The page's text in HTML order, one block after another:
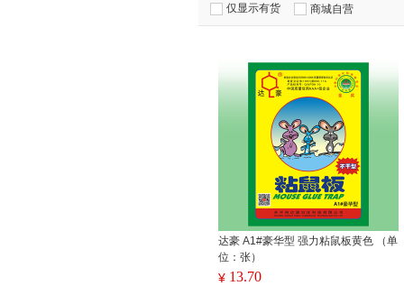
仅显示有货 商城自营
达豪 A1#豪华型 强力粘鼠板黄色 （单
位：张）
¥ 13.70